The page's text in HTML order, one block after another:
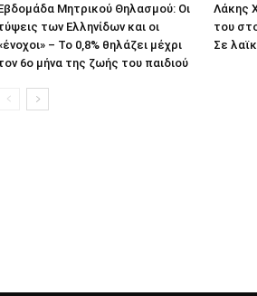
Μητρικού Θηλασμού: Οι
των Ελληνίδων και οι
– Το 0,8% θηλάζει μέχρι
6ο μήνα της ζωής του παιδιού
Λάκης
του
Σε